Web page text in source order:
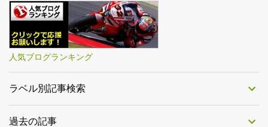
人気ブログランキング
ラベル別記事検索
過去の記事